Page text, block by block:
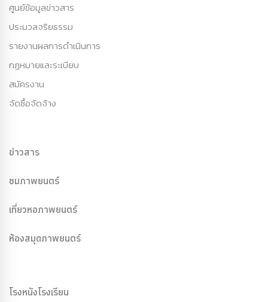
ศูนย์ข้อมูลข่าวสาร
ประมวลจริยธรรม
รายงานผลการดำเนินการ
กฏหมายและระเบียบ
สมัครงาน
จัดซื้อจัดจ้าง
ข่าวสาร
ชมภาพยนตร์
เที่ยวหอภาพยนตร์
ห้องสมุดภาพยนตร์
โรงหนังโรงเรียน